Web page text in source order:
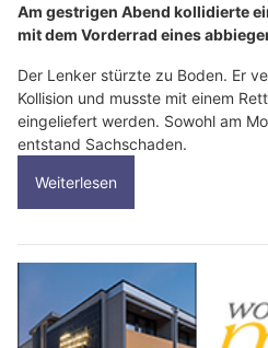
Am gestrigen Abend kollidierte
mit dem Vorderrad eines
Der Lenker stürzte zu Boden. Er
Kollision und musste mit einem
eingeliefert werden. Sowohl am
entstand Sachschaden.
Weiterlesen